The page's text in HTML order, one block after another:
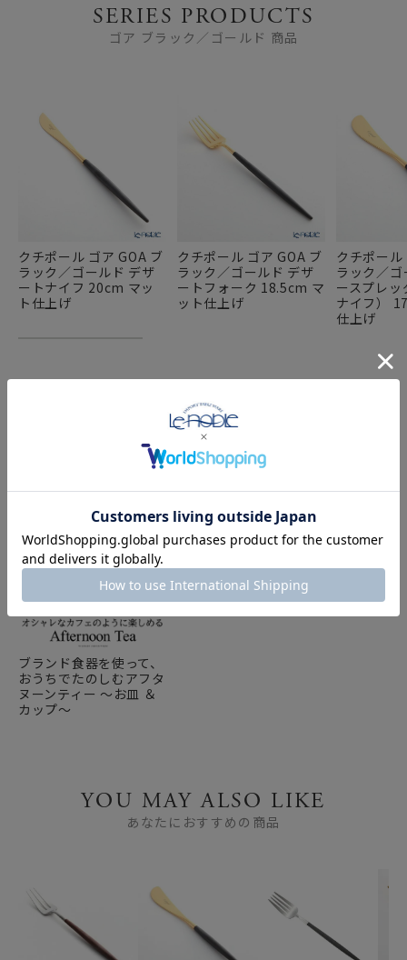
SERIES PRODUCTS
ゴア ブラック／ゴールド 商品
クチポール ゴア GOA ブ
ラック／ゴールド デザ
ートナイフ 20cm マッ
ト仕上げ
クチポール ゴア GOA ブ
ラック／ゴールド デザ
ートフォーク 18.5cm マ
ット仕上げ
クチポール
ラック／
ースプレ
ナイフ）
仕上げ
FEATURE
特集
ブランド食器を使って、
おうちでたのしむアフタ
ヌーンティー ～お皿 ＆
カップ～
YOU MAY ALSO LIKE
あなたにおすすめの商品